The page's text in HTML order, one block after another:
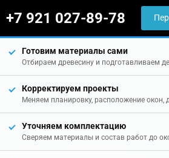
+7 921 027-89-78
Готовим материалы сами
Отбираем древесину и подготавливаем
Корректируем проекты
Меняем планировку, расположение окон,
Уточняем комплектацию
Сверяем материалы и состав работ до